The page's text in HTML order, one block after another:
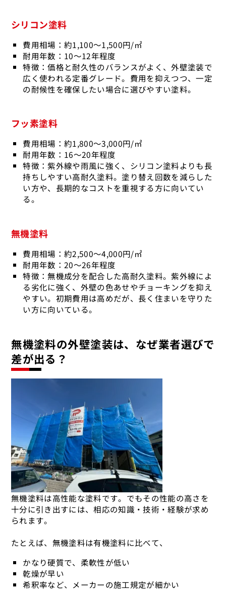
シリコン塗料
費用相場：約1,100～1,500円/㎡
耐用年数：10～12年程度
特徴：価格と耐久性のバランスがよく、外壁塗装で
広く使われる定番グレード。費用を抑えつつ、一定
の耐候性を確保したい場合に選びやすい塗料。
フッ素塗料
費用相場：約1,800～3,000円/㎡
耐用年数：16～20年程度
特徴：紫外線や雨風に強く、シリコン塗料よりも長
持ちしやすい高耐久塗料。塗り替え回数を減らした
い方や、長期的なコストを重視する方に向いてい
る。
無機塗料
費用相場：約2,500～4,000円/㎡
耐用年数：20～26年程度
特徴：無機成分を配合した高耐久塗料。紫外線によ
る劣化に強く、外壁の色あせやチョーキングを抑え
やすい。初期費用は高めだが、長く住まいを守りた
い方に向いている。
無機塗料の外壁塗装は、なぜ業者選びで
差が出る？
無機塗料は高性能な塗料です。でもその性能の高さを
十分に引き出すには、相応の知識・技術・経験が求め
られます。
たとえば、無機塗料は有機塗料に比べて、
かなり硬質で、柔軟性が低い
乾燥が早い
希釈率など、メーカーの施工規定が細かい